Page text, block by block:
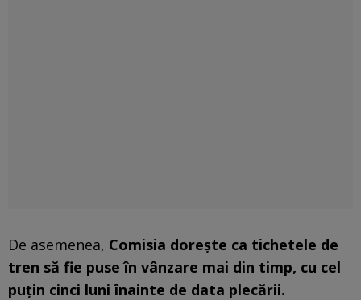
De asemenea, Comisia dorește ca tichetele de
tren să fie puse în vânzare mai din timp, cu cel
puțin cinci luni înainte de data plecării.